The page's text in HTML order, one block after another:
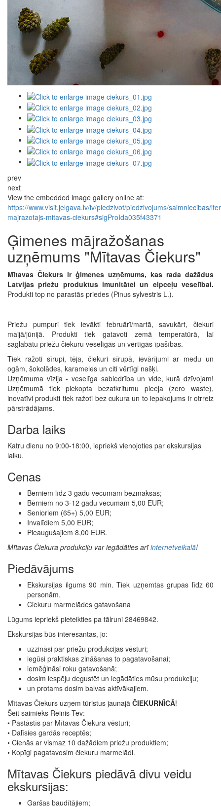
prev
next
View the embedded image gallery online at:
https://www.visit.jelgava.lv/lv/piedzivot/piedzivojums/saimniecibas/
majrazotajs-mitavas-ciekurs#sigProIda035f43371
Ģimenes mājražošanas
uzņēmums "Mītavas Čiekurs"
Mītavas Čiekurs ir ģimenes uzņēmums, kas rada dažādus
Latvijas priežu produktus imunitātei un elpceļu veselībai.
Produkti top no parastās priedes (Pinus sylvestris L.).
Priežu pumpuri tiek ievākti februārī/martā, savukārt, čiekuri
maijā/jūnijā. Produkti tiek gatavoti zemā temperatūrā, lai
saglabātu priežu čiekuru veselīgās un vērtīgās īpašības.
Tiek ražoti sīrupi, tēja, čiekuri sīrupā, ievārījumi ar medu un
ogām, šokolādes, karameles un citi vērtīgi našķi.
Uzņēmuma vīzija - veselīga sabiedrība un vide, kurā dzīvojam!
Uzņēmumā tiek piekopta bezatkritumu pieeja (zero waste),
inovatīvi produkti tiek ražoti bez cukura un to iepakojums ir otrreiz
pārstrādājams.
Darba laiks
Katru dienu no 9:00-18:00, iepriekš vienojoties par ekskursijas
laiku.
Cenas
Bērniem līdz 3 gadu vecumam bezmaksas;
Bērniem no 3-12 gadu vecumam 5,00 EUR;
Senioriem (65+) 5,00 EUR;
Invalīdiem 5,00 EUR;
Pieaugušajiem 8,00 EUR.
Mītavas Čiekura produkciju var iegādāties arīinternetveikalā!
Piedāvājums
Ekskursijas ilgums 90 min. Tiek uzņemtas grupas līdz 60
personām.
Čiekuru marmelādes gatavošana
Lūgums iepriekš pieteikties pa tālruni 28469842.
Ekskursijas būs interesantas, jo:
uzzināsi par priežu produkcijas vēsturi;
iegūsi praktiskas zināšanas to pagatavošanai;
iemēģināsi roku gatavošanā;
dosim iespēju degustēt un iegādāties mūsu produkciju;
un protams dosim balvas aktīvākajiem.
Mītavas Čiekurs uzņem tūristus jaunajā ČIEKURNĪCĀ!
Šeit saimieks Reinis Tev:
• Pastāstīs par Mītavas Čiekura vēsturi;
• Dalīsies gardās receptēs;
• Cienās ar vismaz 10 dažādiem priežu produktiem;
• Kopīgi pagatavosim čiekuru marmelādi.
Mītavas Čiekurs piedāvā divu veidu
ekskursijas:
Garšas baudītājiem;